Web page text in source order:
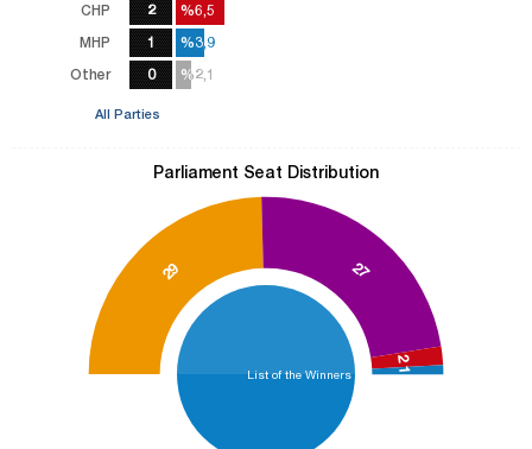
CHP
MHP
Other
2
1
0
%6,5
%3,9
%2,1
%6,5
%3,9
%2,1
All Parties
Parliament Seat Distribution
29 27
2
1
List of the Winners